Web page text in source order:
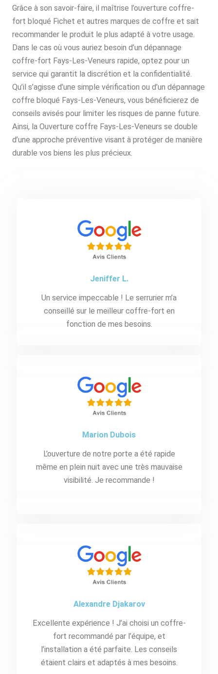
Grâce à son savoir-faire, il maîtrise l’ouverture coffre-
fort bloqué Fichet et autres marques de coffre et sait
recommander le produit le plus adapté à votre usage.
Dans le cas où vous auriez besoin d’un dépannage
coffre-fort Fays-Les-Veneurs rapide, optez pour un
service qui garantit la discrétion et la confidentialité.
Qu’il s’agisse d’une simple vérification ou d’un dépannage
coffre bloqué Fays-Les-Veneurs, vous bénéficierez de
conseils avisés pour limiter les risques de panne future.
Ainsi, la Ouverture coffre Fays-Les-Veneurs se double
d’une approche préventive visant à protéger de manière
durable vos biens les plus précieux.
Jeniffer L.
Un service impeccable ! Le serrurier m’a
conseillé sur le meilleur coffre-fort en
fonction de mes besoins.
Marion Dubois
L’ouverture de notre porte a été rapide
même en plein nuit avec une très mauvaise
visibilité. Je recommande !
Alexandre Djakarov
Excellente expérience ! J’ai choisi un coffre-
fort recommandé par l’équipe, et
l’installation a été parfaite. Les conseils
étaient clairs et adaptés à mes besoins.